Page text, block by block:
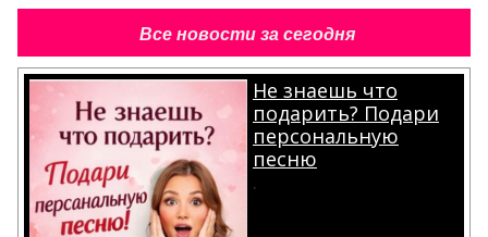
Все новости за сегодня
Не знаешь что
подарить? Подари
персональную
песню
.